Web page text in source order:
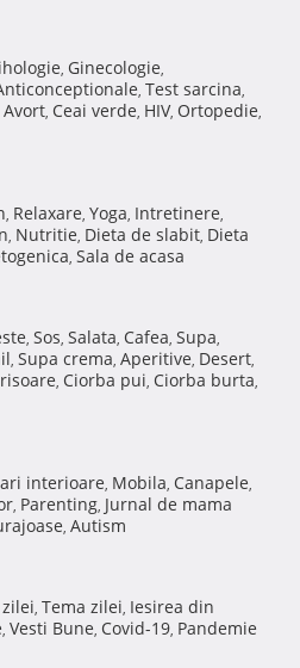
, Ginecologie,
, Test sarcina,
Avort, Ceai verde, HIV, Ortopedie,
, Relaxare, Yoga, Intretinere,
, Nutritie, Dieta de slabit, Dieta
, Sala de acasa
, Sos, Salata, Cafea, Supa,
, Supa crema, Aperitive, Desert,
, Ciorba pui, Ciorba burta,
interioare, Mobila, Canapele,
, Parenting, Jurnal de mama
, Autism
, Tema zilei, Iesirea din
, Vesti Bune, Covid-19, Pandemie